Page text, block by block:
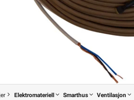
Bedrift Privat Partnere
Elektromateriell Smarthus Ventilasjon